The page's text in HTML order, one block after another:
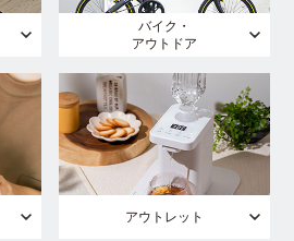
バイク・
アウトドア
アウトレット